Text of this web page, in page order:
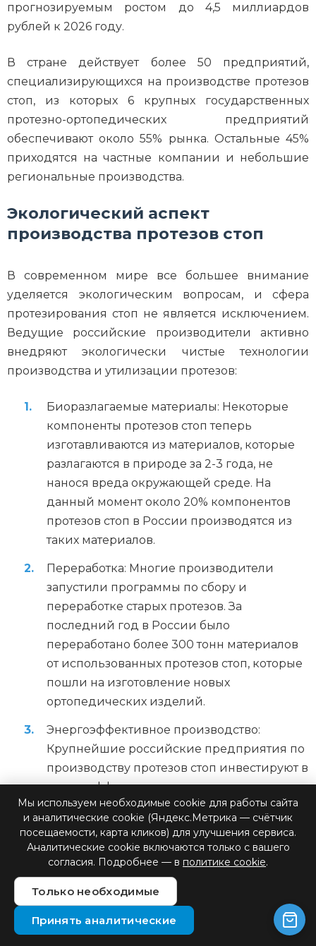
прогнозируемым ростом до 4,5 миллиардов
рублей к 2026 году.
В стране действует более 50 предприятий,
специализирующихся на производстве протезов
стоп, из которых 6 крупных государственных
протезно-ортопедических предприятий
обеспечивают около 55% рынка. Остальные 45%
приходятся на частные компании и небольшие
региональные производства.
Экологический аспект
производства протезов стоп
В современном мире все большее внимание
уделяется экологическим вопросам, и сфера
протезирования стоп не является исключением.
Ведущие российские производители активно
внедряют экологически чистые технологии
производства и утилизации протезов:
Биоразлагаемые материалы: Некоторые
компоненты протезов стоп теперь
изготавливаются из материалов, которые
разлагаются в природе за 2-3 года, не
нанося вреда окружающей среде. На
данный момент около 20% компонентов
протезов стоп в России производятся из
таких материалов.
Переработка: Многие производители
запустили программы по сбору и
переработке старых протезов. За
последний год в России было
переработано более 300 тонн материалов
от использованных протезов стоп, которые
пошли на изготовление новых
ортопедических изделий.
Энергоэффективное производство:
Крупнейшие российские предприятия по
производству протезов стоп инвестируют в
энергоэффективные технологии.
Например, один из заводов в Санкт-
Петербурге на 50% обеспечивается
солнечной энергией, что позволило
снизить выбросы CO2 на 1000 тонн в год.
Цифровое проектирование:
Использование компьютерного
моделирования и 3D-печати позволяет
Мы используем необходимые cookie для работы сайта
и аналитические cookie (Яндекс.Метрика — счётчик
посещаемости, карта кликов) для улучшения сервиса.
Аналитические cookie включаются только с вашего
согласия. Подробнее — в политике cookie.
Только необходимые
Принять аналитические